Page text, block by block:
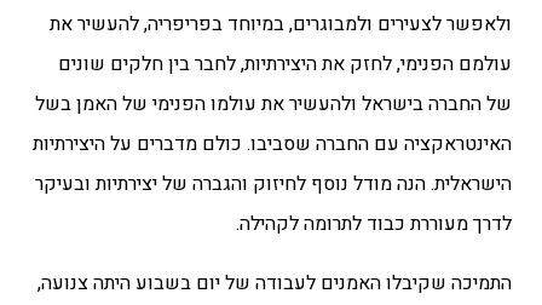
ולאפשר לצעירים ולמבוגרים, במיוחד בפריפריה, להעשיר את
עולמם הפנימי, לחזק את היצירתיות, לחבר בין חלקים שונים
של החברה בישראל ולהעשיר את עולמו הפנימי של האמן בשל
האינטראקציה עם החברה שסביבו. כולם מדברים על היצירתיות
הישראלית. הנה מודל נוסף לחיזוק והגברה של יצירתיות ובעיקר
לדרך מעוררת כבוד לתרומה לקהילה.
התמיכה שקיבלו האמנים לעבודה של יום בשבוע היתה צנועה,